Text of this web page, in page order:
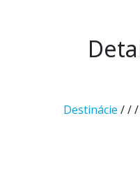
Destinácie ///